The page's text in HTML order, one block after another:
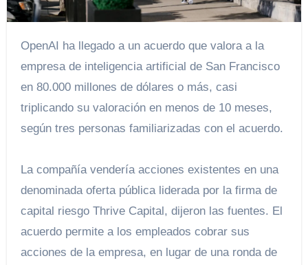
OpenAI ha llegado a un acuerdo que valora a la
empresa de inteligencia artificial de San Francisco
en 80.000 millones de dólares o más, casi
triplicando su valoración en menos de 10 meses,
según tres personas familiarizadas con el acuerdo.
La compañía vendería acciones existentes en una
denominada oferta pública liderada por la firma de
capital riesgo Thrive Capital, dijeron las fuentes. El
acuerdo permite a los empleados cobrar sus
acciones de la empresa, en lugar de una ronda de